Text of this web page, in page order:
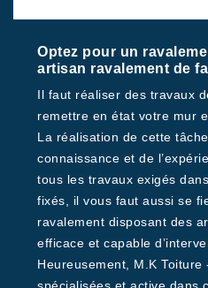
Optez pour un
artisan ravalement de
Il faut réaliser des travaux
remettre en état votre mur
La réalisation de cette
connaissance et de
tous les travaux exigés
fixés, il vous faut aussi se
ravalement disposant des
efficace et capable
Heureusement, M.K Toiture